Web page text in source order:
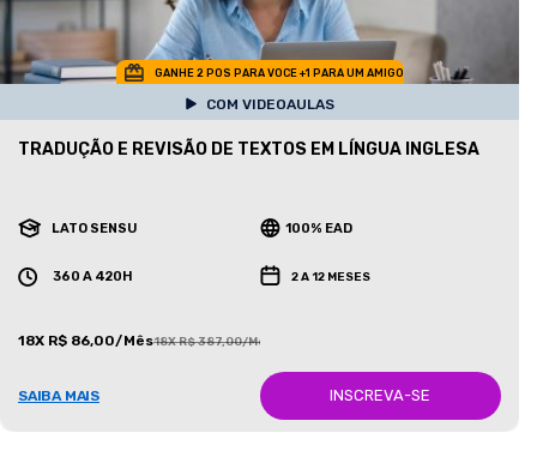
GANHE 2 POS PARA VOCE +1 PARA UM AMIGO
COM VIDEOAULAS
TRADUÇÃO E REVISÃO DE TEXTOS EM LÍNGUA INGLESA
LATO SENSU 100% EAD
360 A 420H 2 A 12 MESES
18X R$ 86,00/Mês18X R$ 387,00/Mês
SAIBA MAIS INSCREVA-SE